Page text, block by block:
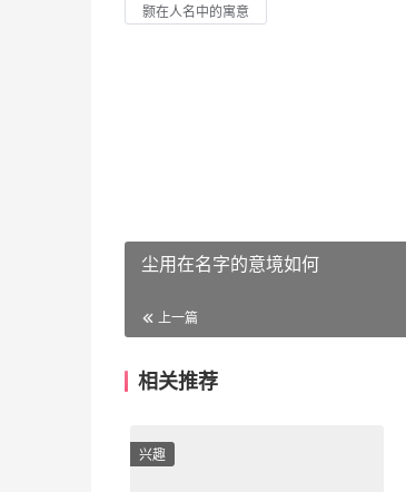
颢在人名中的寓意
尘用在名字的意境如何
上一篇
相关推荐
兴趣